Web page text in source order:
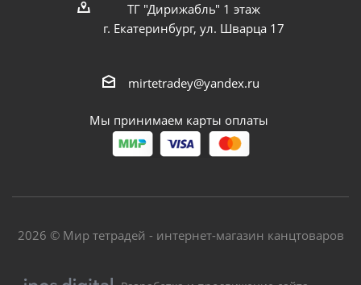
ТГ "Дирижабль" 1 этаж
г. Екатеринбург, ул. Шварца 17
mirtetradey@yandex.ru
Мы принимаем карты оплаты
2026 © Мир тетрадей - интернет-магазин канцтоваров